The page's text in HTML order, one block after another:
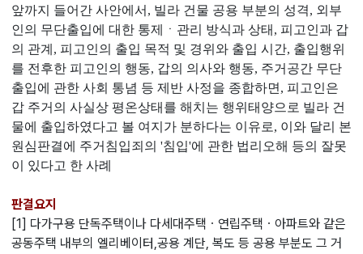
앞까지 들어간 사안에서, 빌라 건물 공용 부분의 성격, 외부
인의 무단출입에 대한 통제ㆍ관리 방식과 상태, 피고인과 갑
의 관계, 피고인의 출입 목적 및 경위와 출입 시간, 출입행위
를 전후한 피고인의 행동, 갑의 의사와 행동, 주거공간 무단
출입에 관한 사회 통념 등 제반 사정을 종합하면, 피고인은
갑 주거의 사실상 평온상태를 해치는 행위태양으로 빌라 건
물에 출입하였다고 볼 여지가 분하다는 이유로, 이와 달리 본
원심판결에 주거침입죄의 '침입'에 관한 법리오해 등의 잘못
이 있다고 한 사례
판결요지
[1] 다가구용 단독주택이나 다세대주택ㆍ연립주택ㆍ아파트와 같은
공동주택 내부의 엘리베이터,공용 계단, 복도 등 공용 부분도 그 거